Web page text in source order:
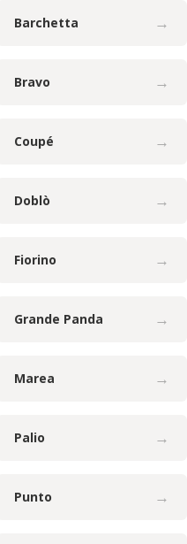
Barchetta →
Bravo →
Coupé →
Doblò →
Fiorino →
Grande Panda →
Marea →
Palio →
Punto →